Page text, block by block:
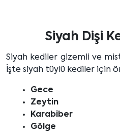
Siyah Dişi
Siyah kediler gizemli ve
İşte siyah tüylü kediler için
Gece
Zeytin
Karabiber
Gölge